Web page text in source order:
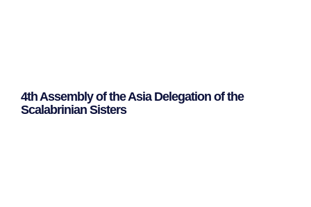
4th Assembly of the Asia Delegation of the
Scalabrinian Sisters